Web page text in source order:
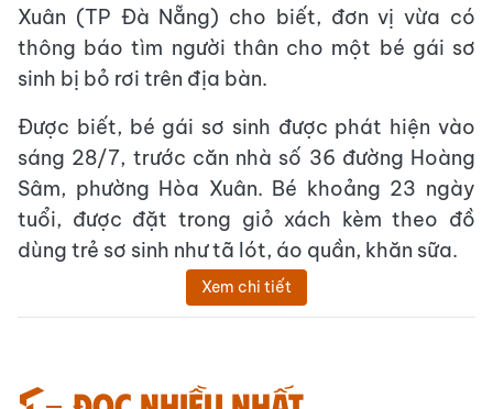
Xuân (TP Đà Nẵng) cho biết, đơn vị vừa có
thông báo tìm người thân cho một bé gái sơ
sinh bị bỏ rơi trên địa bàn.
Được biết, bé gái sơ sinh được phát hiện vào
sáng 28/7, trước căn nhà số 36 đường Hoàng
Sâm, phường Hòa Xuân. Bé khoảng 23 ngày
tuổi, được đặt trong giỏ xách kèm theo đồ
dùng trẻ sơ sinh như tã lót, áo quần, khăn sữa.
Xem chi tiết